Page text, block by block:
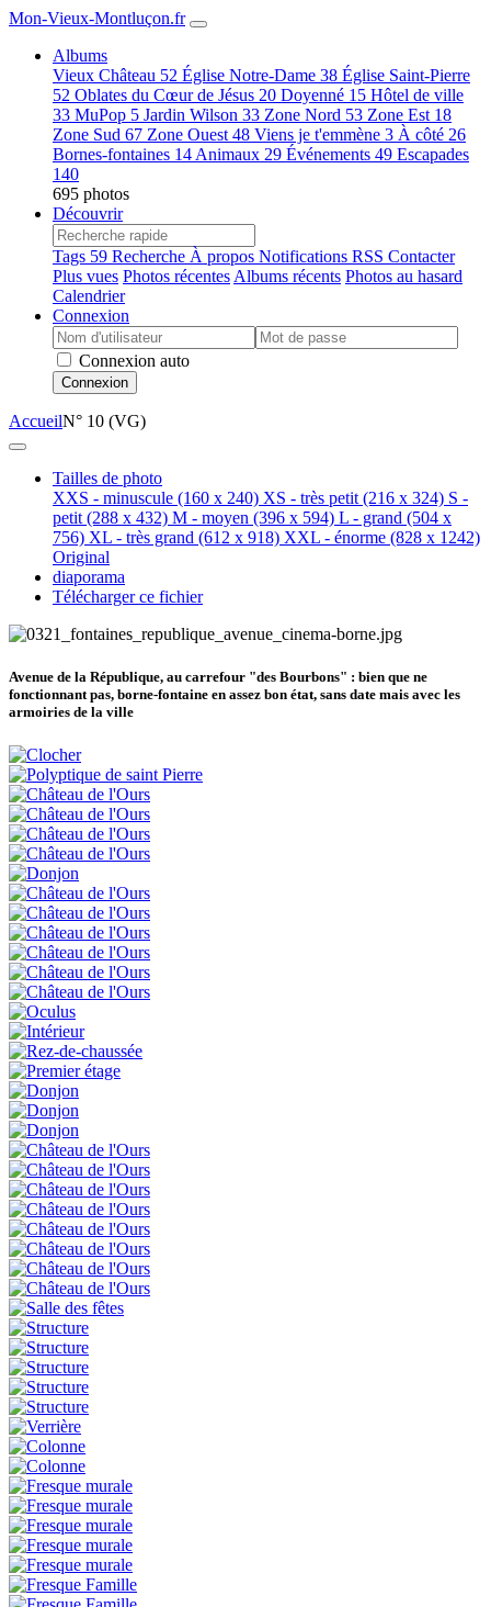
Mon-Vieux-Montluçon.fr
Albums
Vieux Château 52 Église Notre-Dame 38 Église Saint-Pierre
52 Oblates du Cœur de Jésus 20 Doyenné 15 Hôtel de ville
33 MuPop 5 Jardin Wilson 33 Zone Nord 53 Zone Est 18
Zone Sud 67 Zone Ouest 48 Viens je t'emmène 3 À côté 26
Bornes-fontaines 14 Animaux 29 Événements 49 Escapades
140
695 photos
Découvrir
Tags 59 Recherche À propos Notifications RSS Contacter
Plus vues Photos récentes Albums récents Photos au hasard
Calendrier
Connexion
Connexion auto
Connexion
AccueilN° 10 (VG)
Tailles de photo
XXS - minuscule (160 x 240) XS - très petit (216 x 324) S -
petit (288 x 432) M - moyen (396 x 594) L - grand (504 x
756) XL - très grand (612 x 918) XXL - énorme (828 x 1242)
Original
diaporama
Télécharger ce fichier
Avenue de la République, au carrefour "des Bourbons" : bien que ne
fonctionnant pas, borne-fontaine en assez bon état, sans date mais avec les
armoiries de la ville